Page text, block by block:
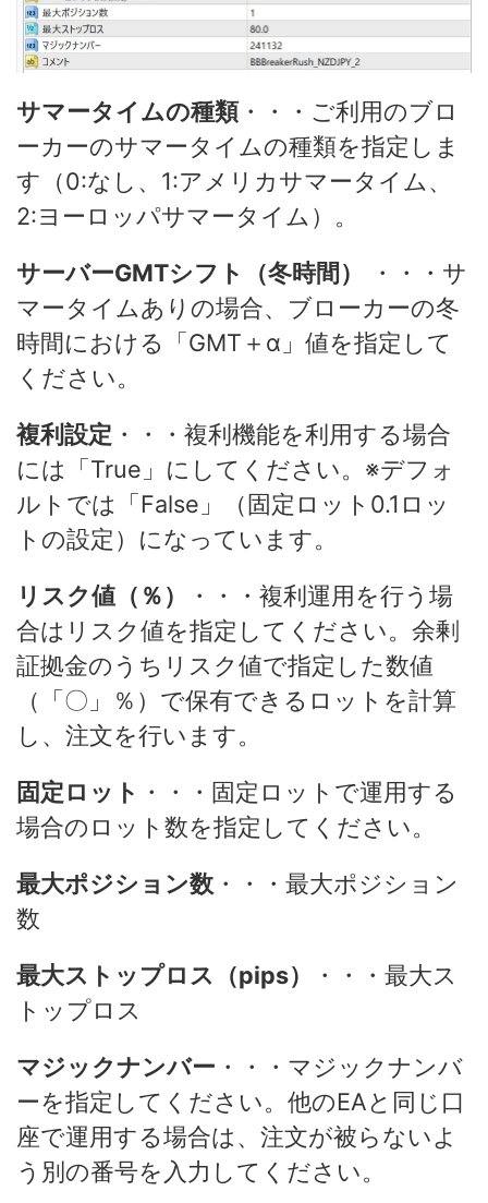
サマータイムの種類・・・ご利用のブロ
ーカーのサマータイムの種類を指定しま
す（0:なし、1:アメリカサマータイム、
2:ヨーロッパサマータイム）。
サーバーGMTシフト（冬時間）
・・・サ
マータイムありの場合、ブローカーの冬
時間における「GMT＋α」値を指定して
ください。
複利設定 ・・・複利機能を利用する場合
には「True」にしてください。※デフォ
ルトでは「False」（固定ロット0.1ロッ
トの設定）になっています。
リスク値（％）
・・・複利運用を行う場
合はリスク値を指定してください。余剰
証拠金のうちリスク値で指定した数値
（「〇」％）で保有できるロットを計算
し、注文を行います。
固定ロット ・・・固定ロットで運用する
場合のロット数を指定してください。
最大ポジション数 ・・・最大ポジション
数
最大ストップロス（pips）
・・・最大ス
トップロス
マジックナンバー ・・・マジックナンバ
ーを指定してください。他のEAと同じ口
座で運用する場合は、注文が被らないよ
う別の番号を入力してください。